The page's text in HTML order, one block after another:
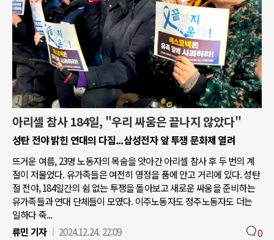
아리셀 참사 184일, "우리 싸움은 끝나지 않았다"
성탄 전야 밝힌 연대의 다짐...삼성전자 앞 투쟁 문화제 열려
뜨거운 여름, 23명 노동자의 목숨을 앗아간 아리셀 참사 후 두 번의 계
절이 저물었다. 유가족들은 여전히 영정을 품에 안고 거리에 있다. 성탄
절 전야, 184일간의 쉼 없는 투쟁을 돌아보고 새로운 싸움을 준비하는
유가족들과 연대 단체들이 모였다. 이주노동자도 정주노동자도 더는
일하다 죽...
류민 기자
2024.12.24. 22:09 0